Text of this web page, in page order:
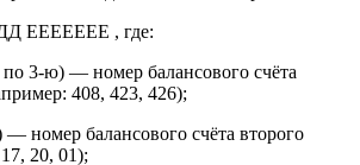
ЕЕЕЕЕЕЕ , где:
3-ю) — номер балансового счёта
408, 423, 426);
номер балансового счёта второго
20, 01);